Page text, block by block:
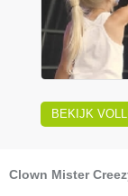
BEKIJK
Clown Mister